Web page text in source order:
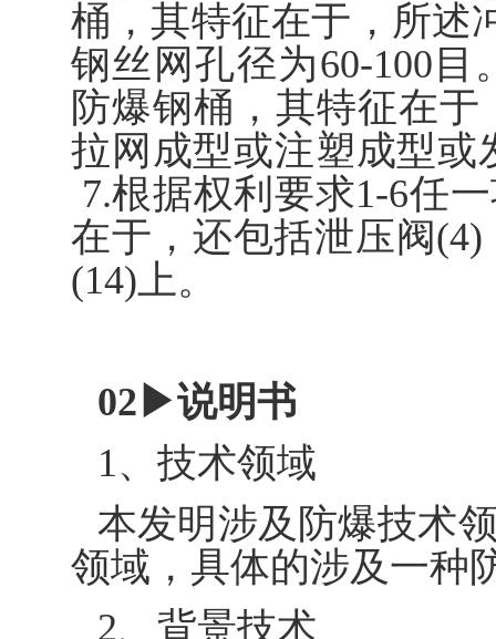
桶，其特征在于，所述
钢丝网孔径为60-100
防爆钢桶，其特征在
拉网成型或注塑成型
7.根据权利要求1-6任
在于，还包括泄压阀
(14)上。
02▶说明书
1、技术领域
本发明涉及防爆技术
领域，具体的涉及一种
2、背景技术